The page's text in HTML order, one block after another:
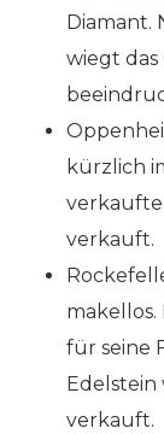
Diamant.
wiegt
kürzlich
verkaufte
verkauft.
für seine
verkauft.